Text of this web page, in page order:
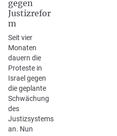
gegen
Justizrefor
m
Seit vier
Monaten
dauern die
Proteste in
Israel gegen
die geplante
Schwächung
des
Justizsystems
an. Nun